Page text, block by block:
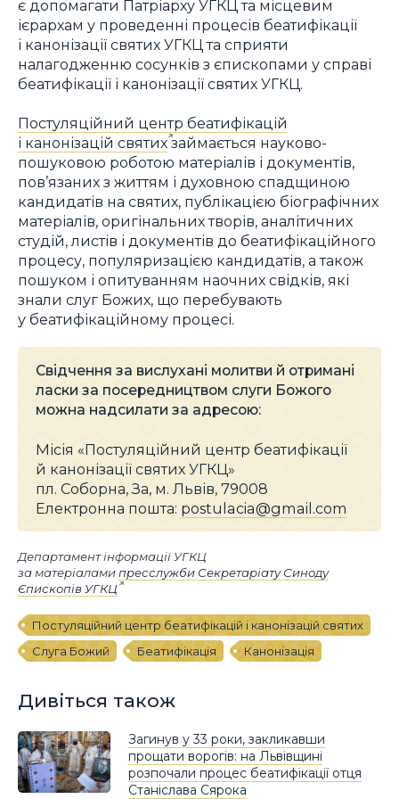
є допомагати Патріарху УГКЦ та місцевим
ієрархам у проведенні процесів беатифікації
і канонізації святих УГКЦ та сприяти
налагодженню сосунків з єпископами у справі
беатифікації і канонізації святих УГКЦ.
Постуляційний центр беатифікацій
і канонізацій святихзаймається науково-
пошуковою роботою матеріалів і документів,
пов’язаних з життям і духовною спадщиною
кандидатів на святих, публікацією біографічних
матеріалів, оригінальних творів, аналітичних
студій, листів і документів до беатифікаційного
процесу, популяризацією кандидатів, а також
пошуком і опитуванням наочних свідків, які
знали слуг Божих, що перебувають
у беатифікаційному процесі.
Свідчення за вислухані молитви й отримані
ласки за посередництвом слуги Божого
можна надсилати за адресою:
Місія «Постуляційний центр беатифікації
й канонізації святих УГКЦ»
пл. Соборна, За, м. Львів, 79008
Електронна пошта: postulacia@gmail.com
Департамент інформації УГКЦ
за матеріалами пресслужби Секретаріату Синоду
Єпископів УГКЦ
Постуляційний центр беатифікацій і канонізацій святих
Слуга Божий
Беатифікація Канонізація
Дивіться також
Загинув у 33 роки, закликавши
прощати ворогів: на Львівщині
розпочали процес беатифікації отця
Станіслава Сярока